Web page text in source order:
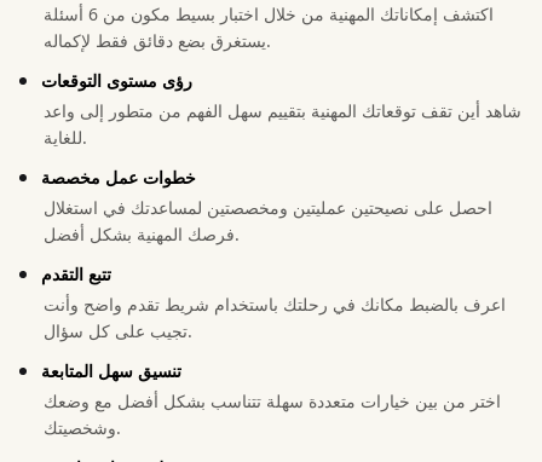
اكتشف إمكاناتك المهنية من خلال اختبار بسيط مكون من 6 أسئلة
يستغرق بضع دقائق فقط لإكماله.
رؤى مستوى التوقعات
شاهد أين تقف توقعاتك المهنية بتقييم سهل الفهم من متطور إلى واعد
للغاية.
خطوات عمل مخصصة
احصل على نصيحتين عمليتين ومخصصتين لمساعدتك في استغلال
فرصك المهنية بشكل أفضل.
تتبع التقدم
اعرف بالضبط مكانك في رحلتك باستخدام شريط تقدم واضح وأنت
تجيب على كل سؤال.
تنسيق سهل المتابعة
اختر من بين خيارات متعددة سهلة تتناسب بشكل أفضل مع وضعك
وشخصيتك.